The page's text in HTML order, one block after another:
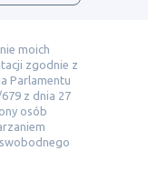
moich
zgodnie z
Parlamentu
z dnia 27
osób